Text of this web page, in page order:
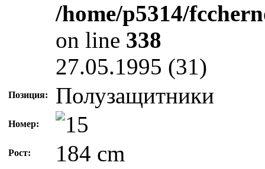
/home/p5314/
on line 338
27.05.1995 (31)
Позиция: Полузащитники
Номер:
Рост: 184 cm